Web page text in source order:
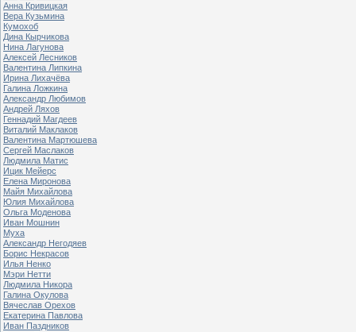
Анна Кривицкая
Вера Кузьмина
Кумохоб
Дина Кырчикова
Нина Лагунова
Алексей Лесников
Валентина Липкина
Ирина Лихачёва
Галина Ложкина
Александр Любимов
Андрей Ляхов
Геннадий Магдеев
Виталий Маклаков
Валентина Мартюшева
Сергей Маслаков
Людмила Матис
Ицик Мейерс
Елена Миронова
Майя Михайлова
Юлия Михайлова
Ольга Моденова
Иван Мошнин
Муха
Александр Негодяев
Борис Некрасов
Илья Ненко
Мэри Нетти
Людмила Никора
Галина Окулова
Вячеслав Орехов
Екатерина Павлова
Иван Паздников